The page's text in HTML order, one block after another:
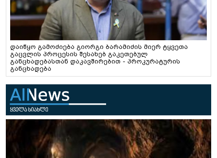
დაიწყო გამოძიება გიორგი ბარამიძის მიერ ტყვეთა
გაცვლის პროცესის შესახებ გაკეთებულ
განცხადებასთან დაკავშირებით - პროკურატურის
განცხადება